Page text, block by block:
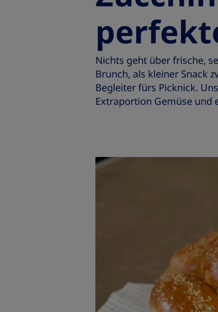
Nichts geht über frische,
Brunch, als kleiner Snack
Begleiter fürs Picknick.
Extraportion Gemüse und